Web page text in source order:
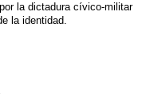
la dictadura cívico-militar
la identidad.